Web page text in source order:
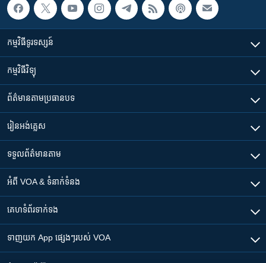
កម្មវិធី​ទូរទស្សន៍
កម្មវិធី​វិទ្យុ
ព័ត៌មាន​តាមប្រធានបទ​
រៀន​​អង់គ្លេស
ទទួល​ព័ត៌មាន​តាម
អំពី​ VOA & ទំនាក់ទំនង
គេហទំព័រ​​ទាក់ទង
ទាញយក​ App ផ្សេងៗ​របស់​ VOA